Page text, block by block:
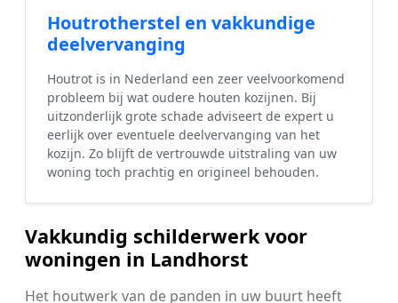
Houtrotherstel en vakkundige
deelvervanging
Houtrot is in Nederland een zeer veelvoorkomend
probleem bij wat oudere houten kozijnen. Bij
uitzonderlijk grote schade adviseert de expert u
eerlijk over eventuele deelvervanging van het
kozijn. Zo blijft de vertrouwde uitstraling van uw
woning toch prachtig en origineel behouden.
Vakkundig schilderwerk voor
woningen in Landhorst
Het houtwerk van de panden in uw buurt heeft